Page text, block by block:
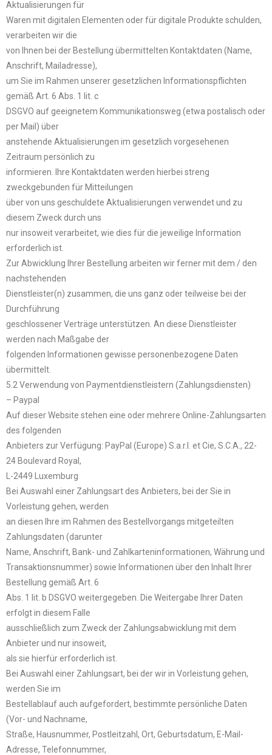
Aktualisierungen für
Waren mit digitalen Elementen oder für digitale Produkte schulden,
verarbeiten wir die
von Ihnen bei der Bestellung übermittelten Kontaktdaten (Name,
Anschrift, Mailadresse),
um Sie im Rahmen unserer gesetzlichen Informationspflichten
gemäß Art. 6 Abs. 1 lit. c
DSGVO auf geeignetem Kommunikationsweg (etwa postalisch oder
per Mail) über
anstehende Aktualisierungen im gesetzlich vorgesehenen
Zeitraum persönlich zu
informieren. Ihre Kontaktdaten werden hierbei streng
zweckgebunden für Mitteilungen
über von uns geschuldete Aktualisierungen verwendet und zu
diesem Zweck durch uns
nur insoweit verarbeitet, wie dies für die jeweilige Information
erforderlich ist.
Zur Abwicklung Ihrer Bestellung arbeiten wir ferner mit dem / den
nachstehenden
Dienstleister(n) zusammen, die uns ganz oder teilweise bei der
Durchführung
geschlossener Verträge unterstützen. An diese Dienstleister
werden nach Maßgabe der
folgenden Informationen gewisse personenbezogene Daten
übermittelt.
5.2 Verwendung von Paymentdienstleistern (Zahlungsdiensten)
– Paypal
Auf dieser Website stehen eine oder mehrere Online-Zahlungsarten
des folgenden
Anbieters zur Verfügung: PayPal (Europe) S.a.r.l. et Cie, S.C.A., 22-
24 Boulevard Royal,
L-2449 Luxemburg
Bei Auswahl einer Zahlungsart des Anbieters, bei der Sie in
Vorleistung gehen, werden
an diesen Ihre im Rahmen des Bestellvorgangs mitgeteilten
Zahlungsdaten (darunter
Name, Anschrift, Bank- und Zahlkarteninformationen, Währung und
Transaktionsnummer) sowie Informationen über den Inhalt Ihrer
Bestellung gemäß Art. 6
Abs. 1 lit. b DSGVO weitergegeben. Die Weitergabe Ihrer Daten
erfolgt in diesem Falle
ausschließlich zum Zweck der Zahlungsabwicklung mit dem
Anbieter und nur insoweit,
als sie hierfür erforderlich ist.
Bei Auswahl einer Zahlungsart, bei der wir in Vorleistung gehen,
werden Sie im
Bestellablauf auch aufgefordert, bestimmte persönliche Daten
(Vor- und Nachname,
Straße, Hausnummer, Postleitzahl, Ort, Geburtsdatum, E-Mail-
Adresse, Telefonnummer,